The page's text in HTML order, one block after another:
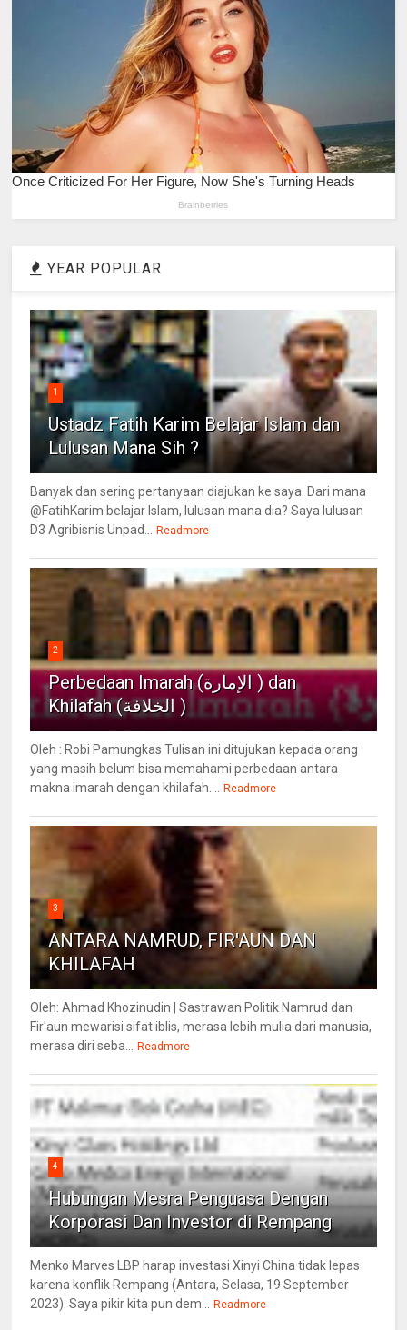
YEAR POPULAR
1
Ustadz Fatih Karim Belajar Islam dan
Lulusan Mana Sih ?
Banyak dan sering pertanyaan diajukan ke saya. Dari mana
@FatihKarim belajar Islam, lulusan mana dia? Saya lulusan
D3 Agribisnis Unpad...
Readmore
2
Perbedaan Imarah (الإمارة ) dan
Khilafah (الخلافة )
Oleh : Robi Pamungkas Tulisan ini ditujukan kepada orang
yang masih belum bisa memahami perbedaan antara
makna imarah dengan khilafah....
Readmore
3
ANTARA NAMRUD, FIR'AUN DAN
KHILAFAH
Oleh: Ahmad Khozinudin | Sastrawan Politik Namrud dan
Fir'aun mewarisi sifat iblis, merasa lebih mulia dari manusia,
merasa diri seba...
Readmore
4
Hubungan Mesra Penguasa Dengan
Korporasi Dan Investor di Rempang
Menko Marves LBP harap investasi Xinyi China tidak lepas
karena konflik Rempang (Antara, Selasa, 19 September
2023). Saya pikir kita pun dem...
Readmore